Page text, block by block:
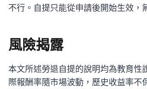
不行。自提只能從申請後開始生效，
風險揭露
本文所述勞退自提的說明均為教育性
際報酬率隨市場波動，歷史收益率